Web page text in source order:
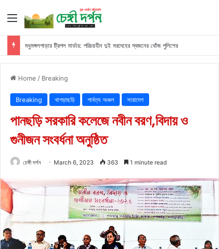
Menu
মধুমঙ্গলপাড়ার ট্রিপল মার্ডার: পরিচয়হীন দুই মরদেহের স্বজনের খোঁজ পুলিশের
Home / Breaking
Breaking খাগড়াছড়ি পার্বত্য অঞ্চল সারাদেশ
পানছড়ি সরকারি কলেজে নবীন বরণ,বিদায় ও
গুনীজন সংবর্ধনা অনুষ্ঠিত
চেঙ্গী দর্পন March 6, 2023 363 1 minute read